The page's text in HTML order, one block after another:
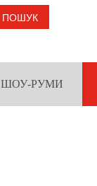
ПОШУК
ШОУ-РУМИ